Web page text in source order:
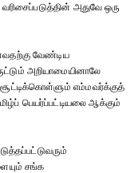
அதுவே ஒரு
வேண்டிய
அறியாமையினாலே
எம்மவர்க்குத்
பெயர்ப்பட்டியலை ஆக்கும்
சங்க